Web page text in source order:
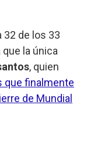
32 de los 33
la única
, quien
que finalmente
de Mundial